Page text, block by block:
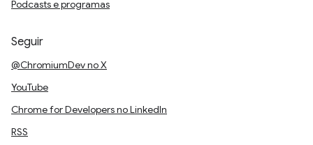
Podcasts e programas
Seguir
@ChromiumDev no X
YouTube
Chrome for Developers no LinkedIn
RSS